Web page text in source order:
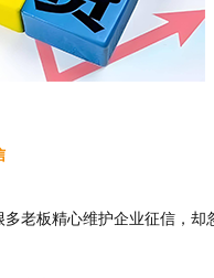
老板精心维护企业征信，却